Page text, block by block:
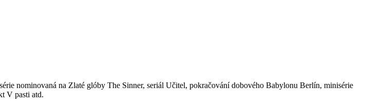
nominovaná na Zlaté glóby The Sinner, seriál Učitel, pokračování dobového Babylonu Berlín, minisérie
V pasti atd.